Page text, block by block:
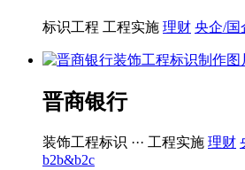
标识工程 工程实施 理财 央企/国
晋商银行
装饰工程标识 ··· 工程实施 理财
b2b&b2c